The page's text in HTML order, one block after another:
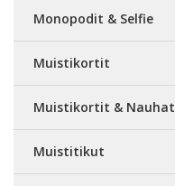
Monopodit & Selfie
Muistikortit
Muistikortit & Nauhat
Muistitikut